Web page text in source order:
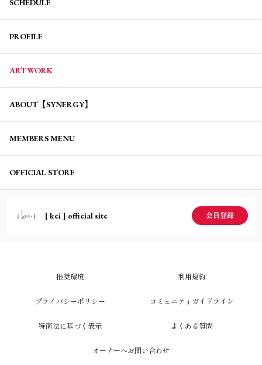
SCHEDULE
PROFILE
ARTWORK
ABOUT【SYNERGY】
MEMBERS MENU
OFFICIAL STORE
[ kei ] official site 会員登録
推奨環境 利用規約
プライバシーポリシー コミュニティガイドライン
特商法に基づく表示 よくある質問
オーナーへお問い合わせ